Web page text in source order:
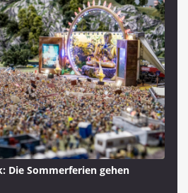
Die Sommerferien gehen